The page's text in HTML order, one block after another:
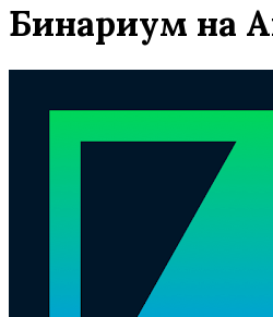
Бинариум на